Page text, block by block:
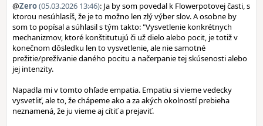
@Zero(05.03.2026 13:46): Ja by som povedal k Flowerpotovej časti, s
ktorou nesúhlasíš, že je to možno len zlý výber slov. A osobne by
som to popísal a súhlasil s tým takto: "Vysvetlenie konkrétnych
mechanizmov, ktoré konštitutujú či už dielo alebo pocit, je totiž v
konečnom dôsledku len to vysvetlenie, ale nie samotné
prežitie/prežívanie daného pocitu a načerpanie tej skúsenosti alebo
jej intenzity.
Napadla mi v tomto ohľade empatia. Empatiu si vieme vedecky
vysvetliť, ale to, že chápeme ako a za akých okolností prebieha
neznamená, že ju vieme aj cítiť a prejaviť.